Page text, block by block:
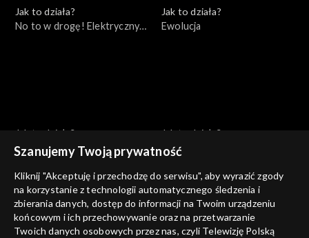
Jak to działa?
No to w drogę! Elektryczny
Jak to działa?
Ewolucja
Jak to działa?
Jak działa ptak?
Jak to działa?
Gruba przesada – otyłość
Szanujemy Twoją prywatność
Kliknij "Akceptuję i przechodzę do serwisu", aby wyrazić zgody
na korzystanie z technologii automatycznego śledzenia i
zbierania danych, dostęp do informacji na Twoim urządzeniu
końcowym i ich przechowywanie oraz na przetwarzanie
Twoich danych osobowych przez nas, czyli Telewizję Polską